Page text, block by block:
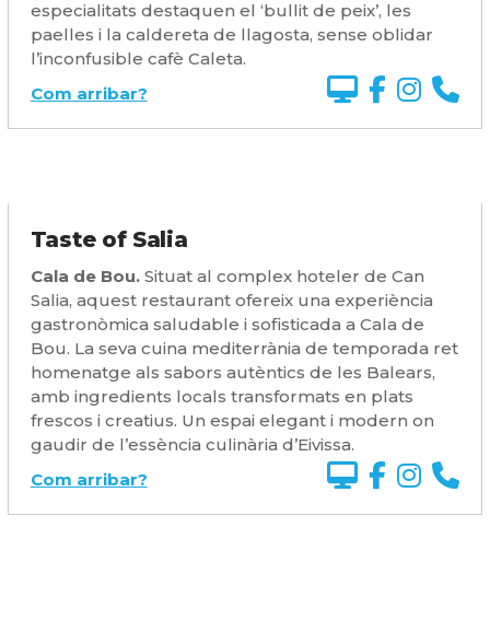
especialitats destaquen el ‘bullit de peix’, les
paelles i la caldereta de llagosta, sense oblidar
l’inconfusible cafè Caleta.
Com arribar?
Taste of Salia
Cala de Bou.Situat al complex hoteler de Can
Salia, aquest restaurant ofereix una experiència
gastronòmica saludable i sofisticada a Cala de
Bou. La seva cuina mediterrània de temporada ret
homenatge als sabors autèntics de les Balears,
amb ingredients locals transformats en plats
frescos i creatius. Un espai elegant i modern on
gaudir de l’essència culinària d’Eivissa.
Com arribar?